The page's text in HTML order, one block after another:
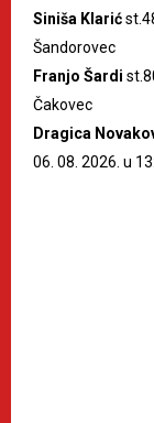
Siniša Klarić
Šandorovec
Franjo Šardi
Čakovec
Dragica
06. 08. 2026. u